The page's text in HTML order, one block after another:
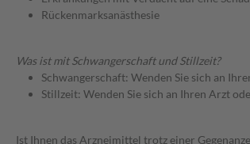
Rückenmarksanästhesie
Was ist mit Schwangerschaft und Stillzeit?
Schwangerschaft: Wenden Sie sich an
Stillzeit: Wenden Sie sich an Ihren Arzt
Ist Ihnen das Arzneimittel trotz einer